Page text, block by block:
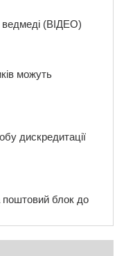
ведмеді (ВІДЕО)
можуть
дискредитації
поштовий блок до